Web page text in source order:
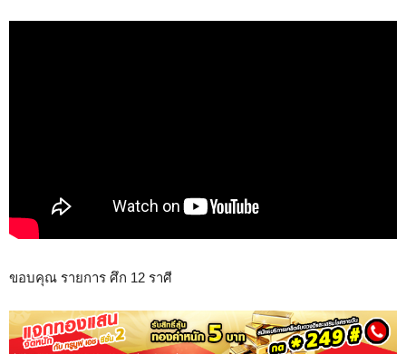
ขอบคุณ รายการ ศึก 12 ราศี